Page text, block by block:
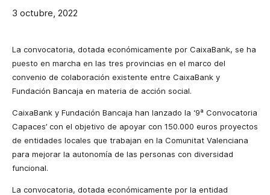
3 octubre, 2022
La convocatoria, dotada económicamente por CaixaBank, se ha
puesto en marcha en las tres provincias en el marco del
convenio de colaboración existente entre CaixaBank y
Fundación Bancaja en materia de acción social.
CaixaBank y Fundación Bancaja han lanzado la ‘9ª Convocatoria
Capaces’ con el objetivo de apoyar con 150.000 euros proyectos
de entidades locales que trabajan en la Comunitat Valenciana
para mejorar la autonomía de las personas con diversidad
funcional.
La convocatoria, dotada económicamente por la entidad